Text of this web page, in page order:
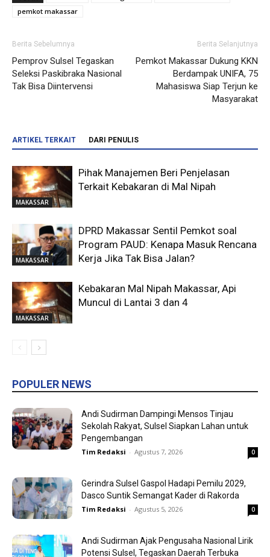
pemkot makassar
Berita Sebelumnya
Pemprov Sulsel Tegaskan
Seleksi Paskibraka Nasional
Tak Bisa Diintervensi
Berita Selanjutnya
Pemkot Makassar Dukung KKN
Berdampak UNIFA, 75
Mahasiswa Siap Terjun ke
Masyarakat
ARTIKEL TERKAIT DARI PENULIS
MAKASSAR
Pihak Manajemen Beri Penjelasan
Terkait Kebakaran di Mal Nipah
MAKASSAR
DPRD Makassar Sentil Pemkot soal
Program PAUD: Kenapa Masuk Rencana
Kerja Jika Tak Bisa Jalan?
MAKASSAR
Kebakaran Mal Nipah Makassar, Api
Muncul di Lantai 3 dan 4
POPULER NEWS
Andi Sudirman Dampingi Mensos Tinjau
Sekolah Rakyat, Sulsel Siapkan Lahan untuk
Pengembangan
Tim Redaksi - Agustus 7, 2026 0
Gerindra Sulsel Gaspol Hadapi Pemilu 2029,
Dasco Suntik Semangat Kader di Rakorda
Tim Redaksi - Agustus 5, 2026 0
Andi Sudirman Ajak Pengusaha Nasional Lirik
Potensi Sulsel, Tegaskan Daerah Terbuka